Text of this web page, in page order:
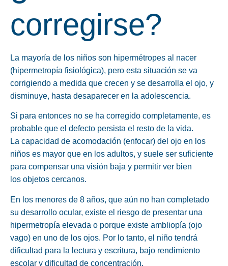
corregirse?
La mayoría de los niños son hipermétropes al nacer
(hipermetropía fisiológica), pero esta situación se va
corrigiendo a medida que crecen y se desarrolla el ojo, y
disminuye, hasta desaparecer en la adolescencia.
Si para entonces no se ha corregido completamente, es
probable que el defecto persista el resto de la vida.
La capacidad de acomodación (enfocar) del ojo en los
niños es mayor que en los adultos, y suele ser suficiente
para compensar una visión baja y permitir ver bien
los objetos cercanos.
En los menores de 8 años, que aún no han completado
su desarrollo ocular, existe el riesgo de presentar una
hipermetropía elevada o porque existe ambliopía (ojo
vago) en uno de los ojos. Por lo tanto, el niño tendrá
dificultad para la lectura y escritura, bajo rendimiento
escolar y dificultad de concentración.